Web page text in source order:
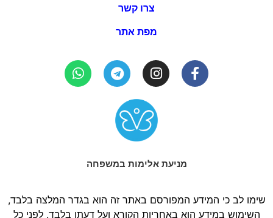
צרו קשר
מפת אתר
מניעת אלימות במשפחה
שימו לב כי המידע המפורסם באתר זה הוא בגדר המלצה בלבד,
השימוש במידע הוא באחריות הקורא ועל דעתו בלבד. לפני כל